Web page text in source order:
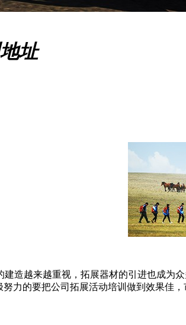
址
造越来越重视，拓展器材的引进也成为
力的要把公司拓展活动培训做到效果